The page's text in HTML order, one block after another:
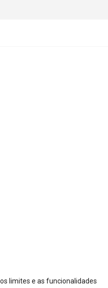
limites e as funcionalidades